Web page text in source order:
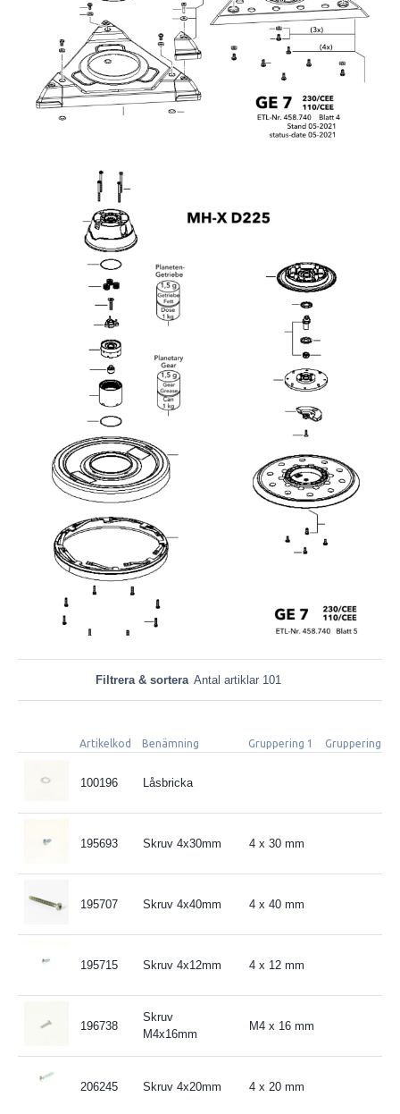
Filtrera & sortera Antal artiklar 101
Artikelkod Benämning Gruppering 1 Gruppering 2
100196 Låsbricka
195693 Skruv 4x30mm 4 x 30 mm
195707 Skruv 4x40mm 4 x 40 mm
195715 Skruv 4x12mm 4 x 12 mm
196738
Skruv
M4x16mm
M4 x 16 mm
206245 Skruv 4x20mm 4 x 20 mm